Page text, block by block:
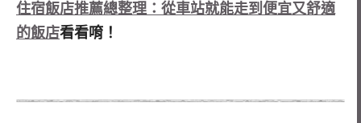
住宿飯店推薦總整理：從車站就能走到便宜又舒適
的飯店看看唷！